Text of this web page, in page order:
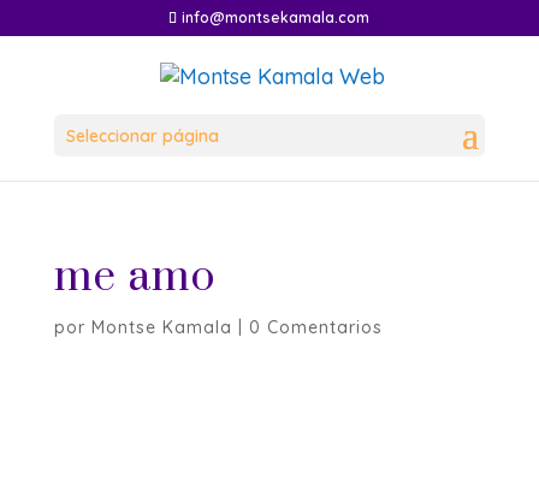
info@montsekamala.com
Seleccionar página
me amo
por Montse Kamala 0 Comentarios